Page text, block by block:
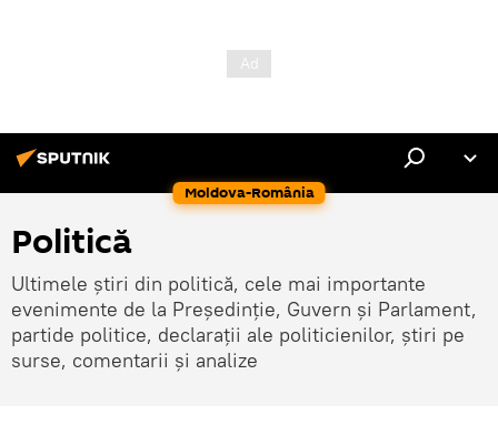
Moldova-România
Politică
Ultimele știri din politică, cele mai importante
evenimente de la Președinție, Guvern și Parlament,
partide politice, declarații ale politicienilor, știri pe
surse, comentarii și analize